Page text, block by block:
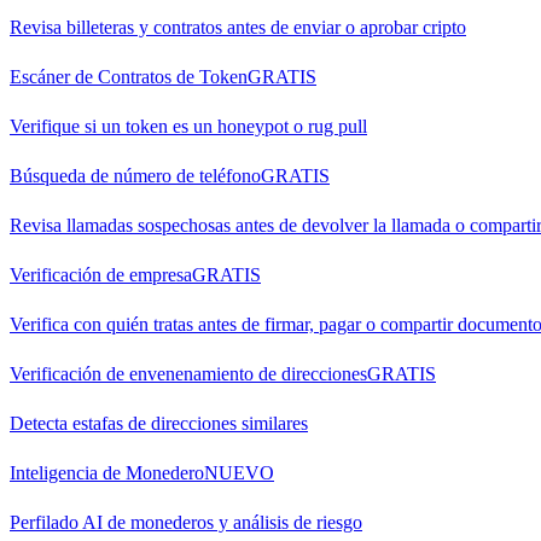
Revisa billeteras y contratos antes de enviar o aprobar cripto
Escáner de Contratos de TokenGRATIS
Verifique si un token es un honeypot o rug pull
Búsqueda de número de teléfonoGRATIS
Revisa llamadas sospechosas antes de devolver la llamada o
Verificación de empresaGRATIS
Verifica con quién tratas antes de firmar, pagar o compartir
Verificación de envenenamiento de direccionesGRATIS
Detecta estafas de direcciones similares
Inteligencia de MonederoNUEVO
Perfilado AI de monederos y análisis de riesgo